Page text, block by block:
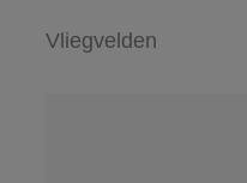
Vliegvelden